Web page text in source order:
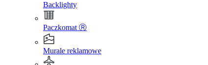
Backlighty
Paczkomat Ⓡ
Murale reklamowe